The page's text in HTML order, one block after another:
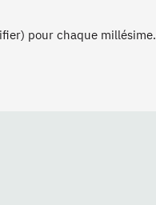
pour chaque millésime.